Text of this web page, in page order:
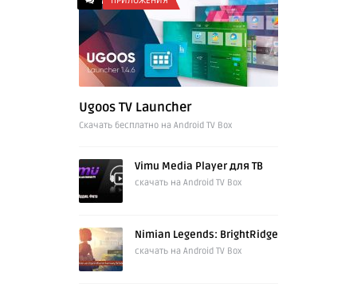
Ugoos TV Launcher
Cкачать бесплатно на Android TV Box
Vimu Media Player для ТВ
скачать на Android TV Box
Nimian Legends: BrightRidge
скачать на Android TV Box